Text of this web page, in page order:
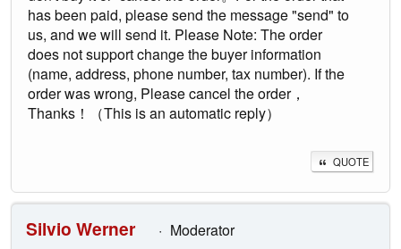
has been paid, please send the message "send" to
us, and we will send it. Please Note: The order
does not support change the buyer information
(name, address, phone number, tax number). If the
order was wrong, Please cancel the order，
Thanks！（This is an automatic reply）
QUOTE
Silvio Werner
Moderator